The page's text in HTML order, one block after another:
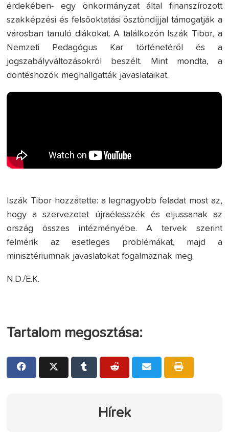
érdekében- egy önkormányzat által finanszírozott
szakképzési és felsőoktatási ösztöndíjjal támogatják a
városban tanuló diákokat. A találkozón Iszák Tibor, a
Nemzeti Pedagógus Kar történetéről és a
jogszabályváltozásokról beszélt. Mint mondta, a
döntéshozók meghallgatták javaslataikat.
Iszák Tibor hozzátette: a legnagyobb feladat most az,
hogy a szervezetet újraélesszék és eljussanak az
ország összes intézményébe. A tervek szerint
felmérik az esetleges problémákat, majd a
minisztériumnak javaslatokat fogalmaznak meg.
N.D./E.K.
Tartalom megosztása:
Hírek